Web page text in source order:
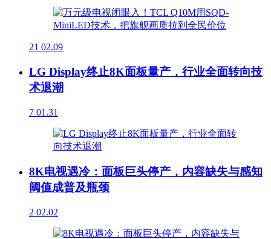
21 02.09
LG Display终止8K面板量产，行业全面转向技
术退潮
7 01.31
8K电视遇冷：面板巨头停产，内容缺失与感知
阈值成普及瓶颈
2 02.02